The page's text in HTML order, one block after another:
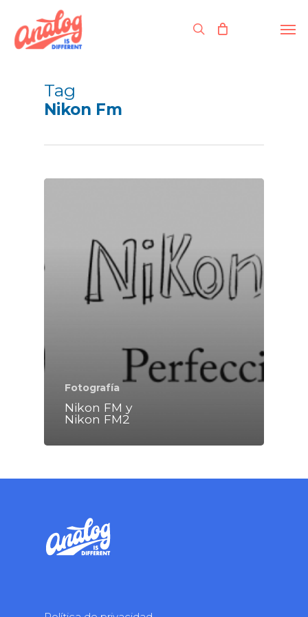
main
content
search
Tag
Nikon Fm
Fotografía
Nikon FM y
Nikon FM2